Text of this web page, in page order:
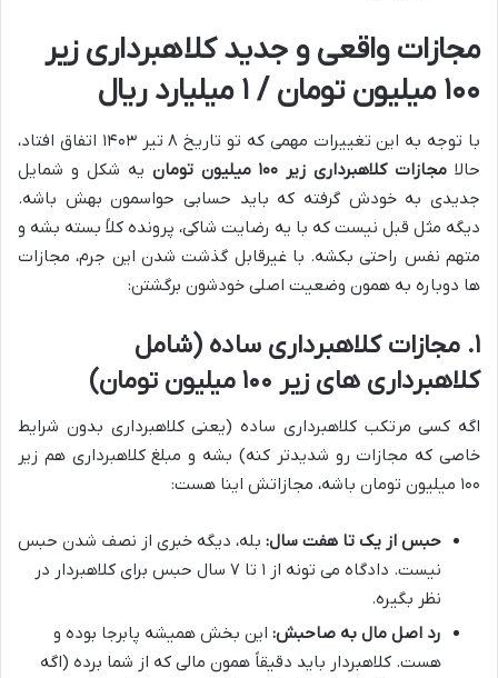
مجازات واقعی و جدید کلاهبرداری زیر
۱۰۰ میلیون تومان / ۱ میلیارد ریال
با توجه به این تغییرات مهمی که تو تاریخ ۸ تیر ۱۴۰۳ اتفاق افتاد،
حالا مجازات کلاهبرداری زیر ۱۰۰ میلیون تومان
یه شکل و شمایل
جدیدی به خودش گرفته که باید حسابی حواسمون بهش باشه.
دیگه مثل قبل نیست که با یه رضایت شاکی، پرونده کلاً بسته بشه و
متهم نفس راحتی بکشه. با غیرقابل گذشت شدن این جرم، مجازات
ها دوباره به همون وضعیت اصلی خودشون برگشتن:
۱. مجازات کلاهبرداری ساده (شامل
کلاهبرداری های زیر ۱۰۰ میلیون تومان)
اگه کسی مرتکب کلاهبرداری ساده (یعنی کلاهبرداری بدون شرایط
خاصی که مجازات رو شدیدتر کنه) بشه و مبلغ کلاهبرداری هم زیر
۱۰۰ میلیون تومان باشه، مجازاتش اینا هست:
حبس از یک تا هفت سال: بله، دیگه خبری از نصف شدن حبس
نیست. دادگاه می تونه از ۱ تا ۷ سال حبس برای کلاهبردار در
نظر بگیره.
رد اصل مال به صاحبش: این بخش همیشه پابرجا بوده و
هست. کلاهبردار باید دقیقاً همون مالی که از شما برده (اگه